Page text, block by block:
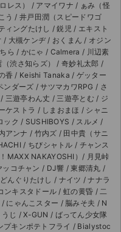
レス） / アマイワナ / ぁみ（怪
う / 井戸田潤（スピードワゴ
ィングたけし / 鋭児 / エキスト
大槻ケンヂ / おくまん / オジン
ら / かにゃ / Calmera / 川辺素
渋さ知らズ） / 奇妙礼太郎 /
香 / Keishi Tanaka / ゲッター
ダーズ / サツマカワRPG / さ
三遊亭わん丈 / 三遊亭とむ / ジ
ケストラ / しまおまほ / シャニ
ック / SUSHIBOYS / スルメ /
アンナ / 竹内ズ / 田中貴（サニ
/ ちびシャトル / チャンス
MAXX NAKAYOSHI）/ 月見峠
コチャン / DJ響 / 東郷清丸 /
んぐりたけし / ナイツ / ナナラ
ンキスタドール / 虹の黄昏 / 二
にゃんこスター / 脳みそ夫 / N
じ / X-GUN / ばってん少女隊
キンポテトフライ / Bialystoc